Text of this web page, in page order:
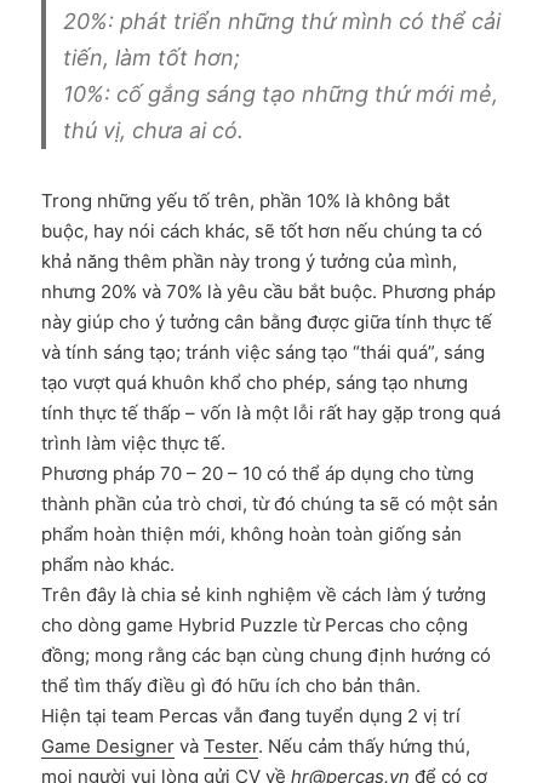
20%: phát triển những thứ mình có thể cải
tiến, làm tốt hơn;
10%: cố gắng sáng tạo những thứ mới mẻ,
thú vị, chưa ai có.
Trong những yếu tố trên, phần 10% là không bắt
buộc, hay nói cách khác, sẽ tốt hơn nếu chúng ta có
khả năng thêm phần này trong ý tưởng của mình,
nhưng 20% và 70% là yêu cầu bắt buộc. Phương pháp
này giúp cho ý tưởng cân bằng được giữa tính thực tế
và tính sáng tạo; tránh việc sáng tạo “thái quá”, sáng
tạo vượt quá khuôn khổ cho phép, sáng tạo nhưng
tính thực tế thấp – vốn là một lỗi rất hay gặp trong quá
trình làm việc thực tế.
Phương pháp 70 – 20 – 10 có thể áp dụng cho từng
thành phần của trò chơi, từ đó chúng ta sẽ có một sản
phẩm hoàn thiện mới, không hoàn toàn giống sản
phẩm nào khác.
Trên đây là chia sẻ kinh nghiệm về cách làm ý tưởng
cho dòng game Hybrid Puzzle từ Percas cho cộng
đồng; mong rằng các bạn cùng chung định hướng có
thể tìm thấy điều gì đó hữu ích cho bản thân.
Hiện tại team Percas vẫn đang tuyển dụng 2 vị trí
Game Designer vàTester. Nếu cảm thấy hứng thú,
mọi người vui lòng gửi CV vềhr@percas.vn để có cơ